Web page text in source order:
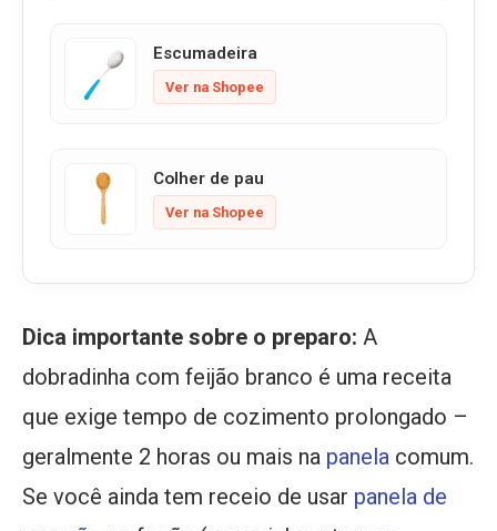
Escumadeira
Ver na Shopee
Colher de pau
Ver na Shopee
Dica importante sobre o preparo: A
dobradinha com feijão branco é uma receita
que exige tempo de cozimento prolongado –
geralmente 2 horas ou mais na panela comum.
Se você ainda tem receio de usar panela de